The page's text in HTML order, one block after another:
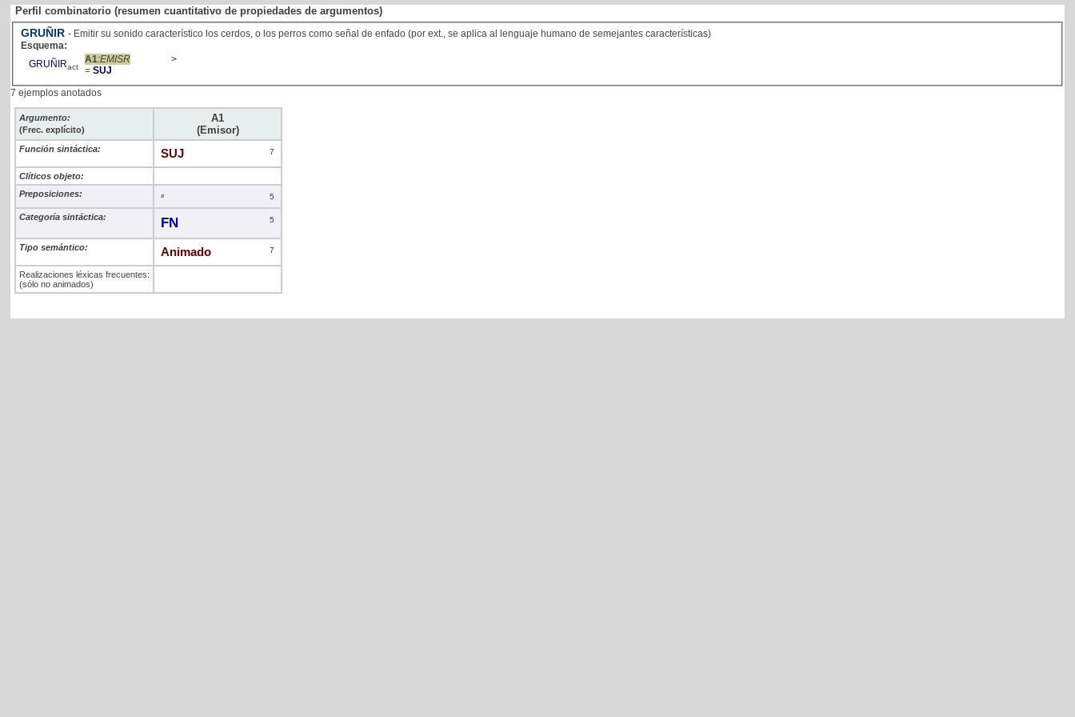
Perfil combinatorio (resumen cuantitativo de propiedades de argumentos)
GRUÑIR - Emitir su sonido característico los cerdos, o los perros como señal de enfado (por ext., se aplica al lenguaje humano de semejantes características)
Esquema:
GRUÑIRact
A1:EMISR
= SUJ
>
7 ejemplos anotados
Argumento:
(Frec. explícito)
A1
(Emisor)
Función sintáctica: SUJ 7
Clíticos objeto:
Preposiciones:
ø 5
Categoría sintáctica: FN 5
Tipo semántico: Animado 7
Realizaciones léxicas frecuentes:
(sólo no animados)